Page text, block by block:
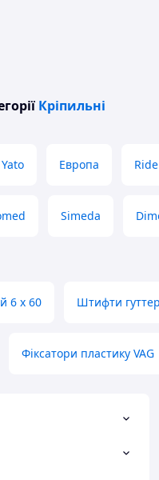
Кріпильні
Yato Европа
Simeda
6 х 60 Штифти
Фіксатори пластику VAG